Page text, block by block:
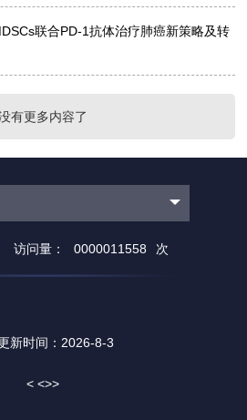
联合PD-1抗体治疗肺癌新策略及转
有更多内容了
访问量： 0000011558 次
新时间： 2026-8-3
< <>>